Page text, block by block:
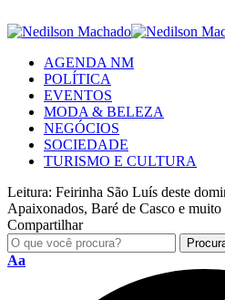
AGENDA NM
POLÍTICA
EVENTOS
MODA & BELEZA
NEGÓCIOS
SOCIEDADE
TURISMO E CULTURA
Leitura: Feirinha São Luís deste
Apaixonados, Baré de Casco e muito
Compartilhar
Aa